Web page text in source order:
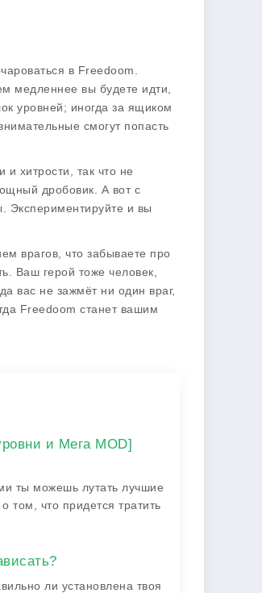
в Freedoom
медленнее вы будете идти,
уровней; иногда за ящиком
смогут попасть
хитрости, так что не
дробовик. А вот с
Экспериментируйте и вы
врагов, что забываете про
Ваш герой тоже человек,
вас не зажмёт ни один враг,
Freedoom станет вашим
и Мега MOD]
ты можешь лутать лучшие
том, что придется тратить
ли установлена твоя